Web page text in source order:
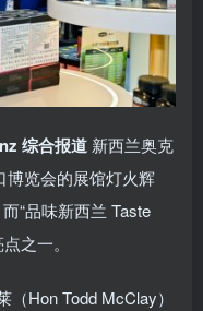
综合报道 新西兰奥克
览会的展馆灯火辉
“品味新西兰 Taste
之一。
Hon Todd McClay）